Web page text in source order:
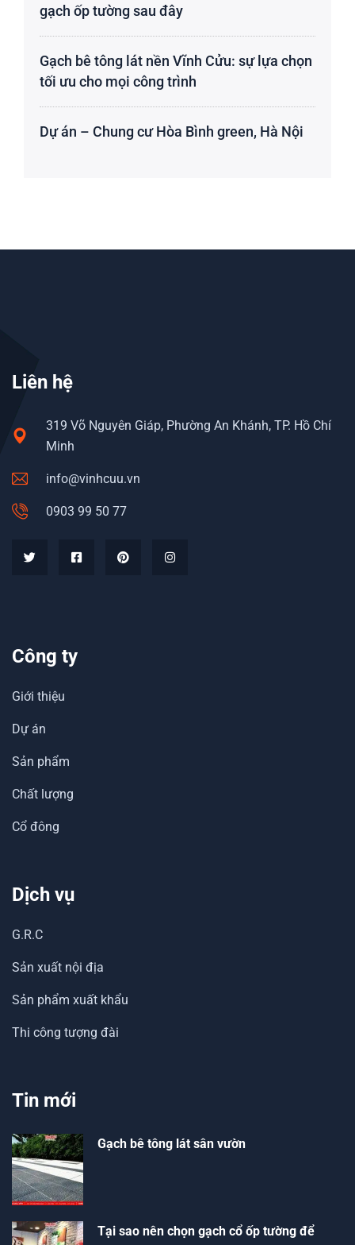
gạch ốp tường sau đây
Gạch bê tông lát nền Vĩnh Cửu: sự lựa chọn
tối ưu cho mọi công trình
Dự án – Chung cư Hòa Bình green, Hà Nội
Liên hệ
319 Võ Nguyên Giáp, Phường An Khánh, TP. Hồ Chí
Minh
info@vinhcuu.vn
0903 99 50 77
Công ty
Giới thiệu
Dự án
Sản phẩm
Chất lượng
Cổ đông
Dịch vụ
G.R.C
Sản xuất nội địa
Sản phẩm xuất khẩu
Thi công tượng đài
Tin mới
Gạch bê tông lát sân vườn
Tại sao nên chọn gạch cổ ốp tường để